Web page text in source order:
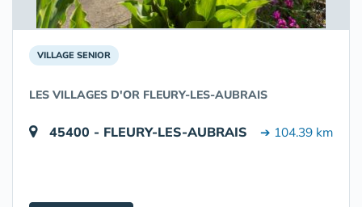
VILLAGE SENIOR
LES VILLAGES D'OR FLEURY-LES-AUBRAIS
45400 - FLEURY-LES-AUBRAIS ➔ 104.39 km